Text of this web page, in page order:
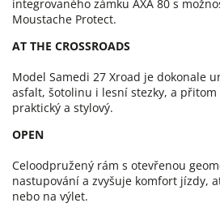
integrovaného zámku AXA 80 s
Moustache Protect.
AT THE CROSSROADS
Model Samedi 27 Xroad je dokonale
asfalt, šotolinu i lesní stezky, a
praktický a stylový.
OPEN
Celoodpružený rám s otevřenou
nastupování a zvyšuje komfort jízdy,
nebo na výlet.